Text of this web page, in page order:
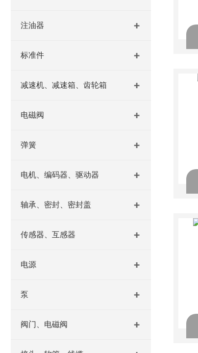
注油器
标准件
减速机、减速箱、齿轮箱
电磁阀
弹簧
电机、编码器、驱动器
轴承、密封、密封盖
传感器、互感器
电源
泵
阀门、电磁阀